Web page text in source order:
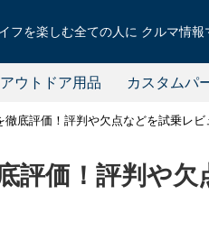
フを楽しむ全ての人に クルマ情
アウトドア用品 カスタムパ
徹底評価！評判や欠点などを試乗レビ
評価！評判や